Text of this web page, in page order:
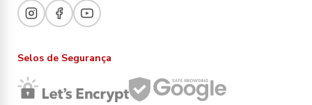
Selos de Segurança